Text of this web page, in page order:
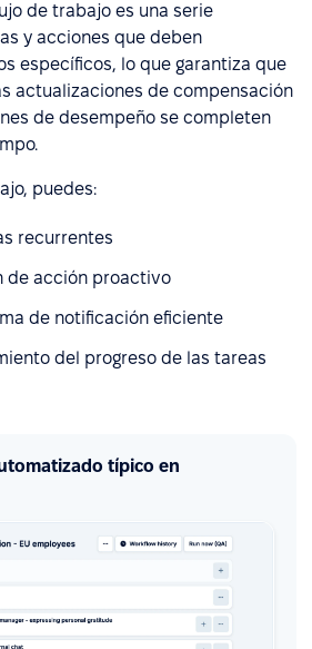
de trabajo es una serie
y acciones que deben
específicos, lo que garantiza que
actualizaciones de compensación
de desempeño se completen
puedes:
recurrentes
de acción proactivo
de notificación eficiente
del progreso de las tareas
típico en